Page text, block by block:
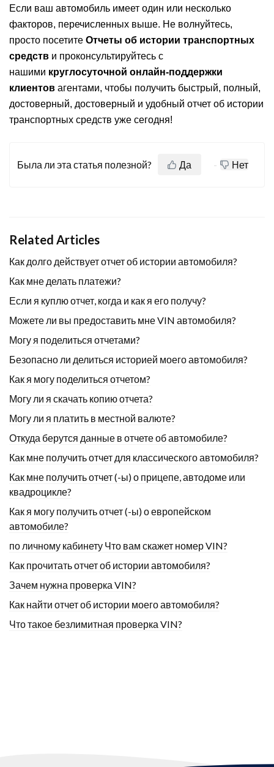
Если ваш автомобиль имеет один или несколько
факторов, перечисленных выше. Не волнуйтесь,
просто посетите Отчеты об истории транспортных
средств и проконсультируйтесь с
нашими круглосуточной онлайн-поддержки
клиентов агентами, чтобы получить быстрый, полный,
достоверный, достоверный и удобный отчет об истории
транспортных средств уже сегодня!
Была ли эта статья полезной? Да Нет
Related Articles
Как долго действует отчет об истории автомобиля?
Как мне делать платежи?
Если я куплю отчет, когда и как я его получу?
Можете ли вы предоставить мне VIN автомобиля?
Могу я поделиться отчетами?
Безопасно ли делиться историей моего автомобиля?
Как я могу поделиться отчетом?
Могу ли я скачать копию отчета?
Могу ли я платить в местной валюте?
Откуда берутся данные в отчете об автомобиле?
Как мне получить отчет для классического автомобиля?
Как мне получить отчет (-ы) о прицепе, автодоме или
квадроцикле?
Как я могу получить отчет (-ы) о европейском
автомобиле?
по личному кабинету Что вам скажет номер VIN?
Как прочитать отчет об истории автомобиля?
Зачем нужна проверка VIN?
Как найти отчет об истории моего автомобиля?
Что такое безлимитная проверка VIN?